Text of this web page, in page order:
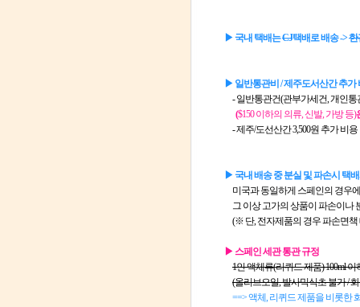
▶ 국내 택배는CJ택배로 배송 ->한
▶ 일반통관비 / 제주도서산간 추가
- 일반통관건(관부가세건, 개인
($150 이하의 의류, 신발, 가방 등)
- 제주/도선산간 3,500원 추가 비용
▶ 국내 배송 중 분실 및 파손시 택
미국과 동일하게 스페인의 경우
그 이상 고가의 상품이 파손이나
(※ 단, 전자제품의 경우 파손면책
▶ 스페인 세관 통관 규정
1인 액체류(리퀴드 제품) 100ml 이
(올리브오일, 발사믹식초 불가 /
==> 액체, 리퀴드 제품을 비롯한